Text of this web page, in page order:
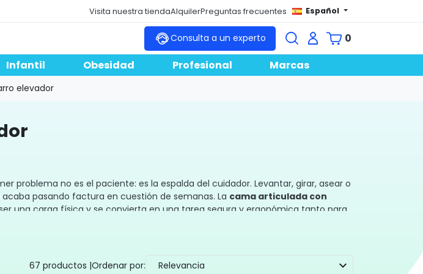
Visita nuestra tiendaAlquilerPreguntas frecuentes Español
Consulta a un experto
0
Infantil Obesidad Profesional Marcas
elevador
problema no es el paciente: es la espalda del cuidador. Levantar, girar, asear o
pasando factura en cuestión de semanas. La cama articulada con
una carga física y se convierta en una tarea segura y ergonómica tanto para
67 productos |Ordenar por: Relevancia expand_more